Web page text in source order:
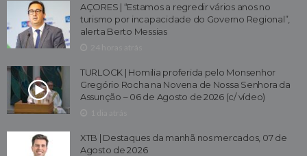
AÇORES | “Estamos a regredir vários anos no
turismo por incapacidade do Governo Regional”,
alerta Berto Messias
TURLOCK | Homilia proferida pelo Monsenhor
Gregório Rocha na Novena de Nossa Senhora da
Assunção – 06 de Agosto de 2026 (c/ vídeo)
XTB | Destaques da manhã nos mercados, 07 de
Agosto de 2026